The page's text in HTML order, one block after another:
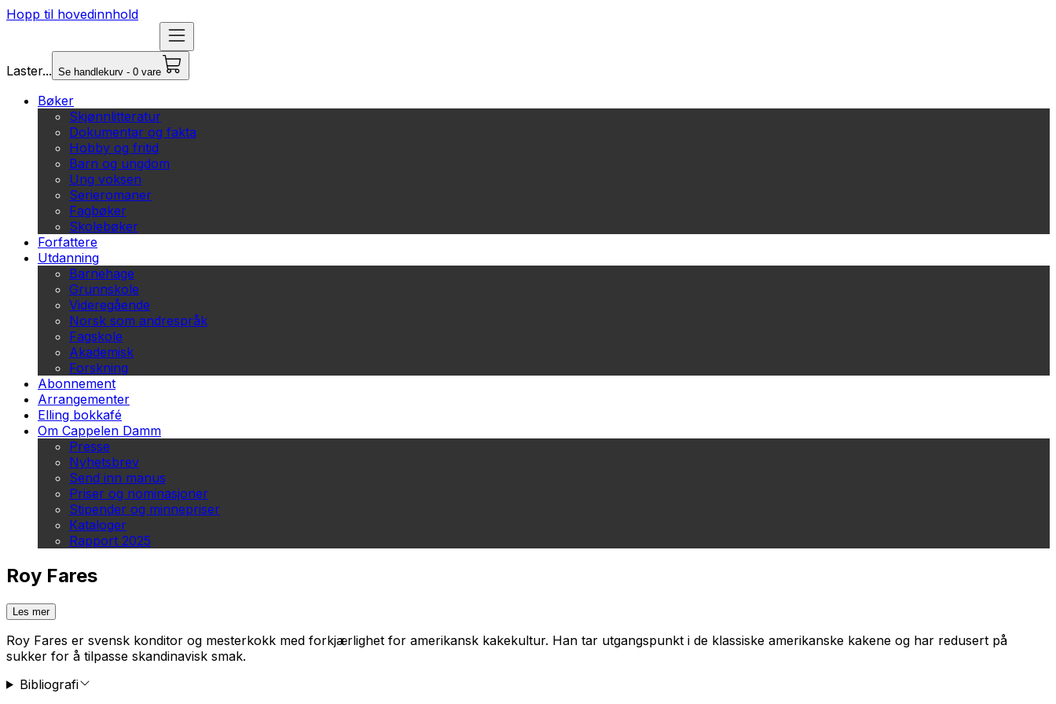
Hopp til hovedinnhold
Laster... Se handlekurv - 0 vare
Bøker
Skjønnlitteratur
Dokumentar og fakta
Hobby og fritid
Barn og ungdom
Ung voksen
Serieromaner
Fagbøker
Skolebøker
Forfattere
Utdanning
Barnehage
Grunnskole
Videregående
Norsk som andrespråk
Fagskole
Akademisk
Forskning
Abonnement
Arrangementer
Elling bokkafé
Om Cappelen Damm
Presse
Nyhetsbrev
Send inn manus
Priser og nominasjoner
Stipender og minnepriser
Kataloger
Rapport 2025
Roy Fares
Les mer
Roy Fares er svensk konditor og mesterkokk med forkjærlighet for amerikansk kakekultur. Han tar utgangspunkt i de klassiske amerikanske kakene og har redusert på
sukker for å tilpasse skandinavisk smak.
Bibliografi